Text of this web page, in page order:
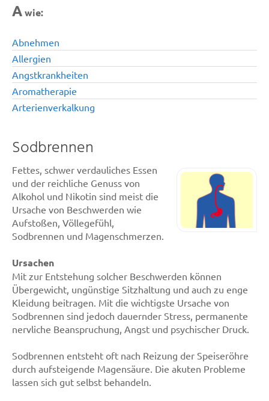
Awie:
Abnehmen
Allergien
Angstkrankheiten
Aromatherapie
Arterienverkalkung
Sodbrennen
Fettes, schwer verdauliches Essen
und der reichliche Genuss von
Alkohol und Nikotin sind meist die
Ursache von Beschwerden wie
Aufstoßen, Völlegefühl,
Sodbrennen und Magenschmerzen.
Ursachen
Mit zur Entstehung solcher Beschwerden können
Übergewicht, ungünstige Sitzhaltung und auch zu enge
Kleidung beitragen. Mit die wichtigste Ursache von
Sodbrennen sind jedoch dauernder Stress, permanente
nervliche Beanspruchung, Angst und psychischer Druck.
Sodbrennen entsteht oft nach Reizung der Speiseröhre
durch aufsteigende Magensäure. Die akuten Probleme
lassen sich gut selbst behandeln.